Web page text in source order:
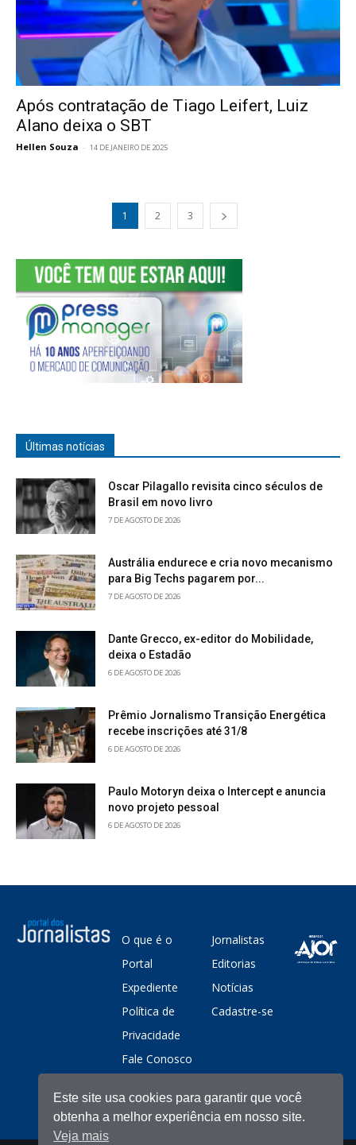
Após contratação de Tiago Leifert, Luiz
Alano deixa o SBT
Hellen Souza - 14 DE JANEIRO DE 2025
1 2 3
Últimas notícias
Oscar Pilagallo revisita cinco séculos de
Brasil em novo livro
7 DE AGOSTO DE 2026
Austrália endurece e cria novo mecanismo
para Big Techs pagarem por...
7 DE AGOSTO DE 2026
Dante Grecco, ex-editor do Mobilidade,
deixa o Estadão
6 DE AGOSTO DE 2026
Prêmio Jornalismo Transição Energética
recebe inscrições até 31/8
6 DE AGOSTO DE 2026
Paulo Motoryn deixa o Intercept e anuncia
novo projeto pessoal
6 DE AGOSTO DE 2026
O que é o
Portal
Expediente
Política de
Privacidade
Fale Conosco
Jornalistas
Editorias
Notícias
Cadastre-se
Este site usa cookies para garantir que você
obtenha a melhor experiência em nosso site.
Veja mais